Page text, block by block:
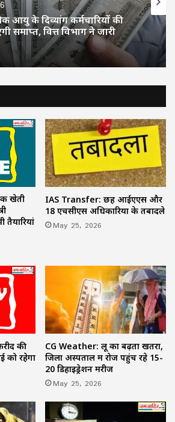
आयु के दिव्यांग कर्मचारियों की
समाप्त, वित्त विभाग ने जारी
खेती
तैयारियां
IAS Transfer: छह आईएएस और
18 एचसीएस अधिकारियों के तबादले
May 25, 2026
की
को रहेगा
CG Weather: लू का बढ़ता खतरा,
जिला अस्पताल में रोज पहुंच रहे 15-
20 डिहाइड्रेशन मरीज
May 25, 2026